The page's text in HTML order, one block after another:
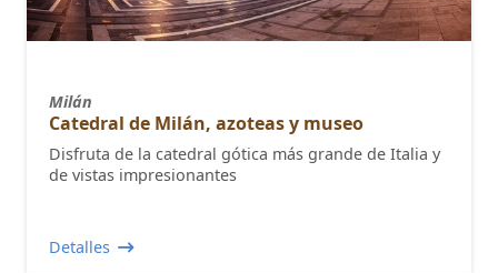
Milán
Catedral de Milán, azoteas y museo
Disfruta de la catedral gótica más grande de Italia y
de vistas impresionantes
Detalles